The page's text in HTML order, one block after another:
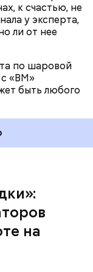
к счастью, не
у эксперта,
ли от нее
по шаровой
«ВМ»
быть любого
на
Сказали,
отряд. Через
сторону
множество